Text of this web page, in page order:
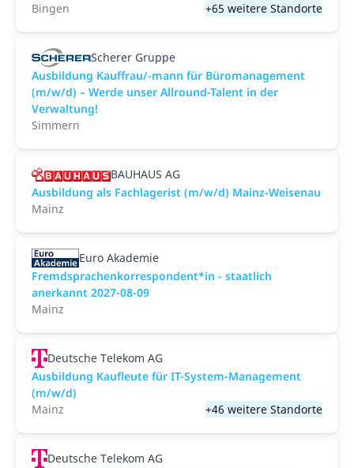
Bingen
+65 weitere Standorte
Scherer Gruppe
Ausbildung Kauffrau/-mann für Büromanagement
(m/w/d) – Werde unser Allround-Talent in der
Verwaltung!
Simmern
BAUHAUS AG
Ausbildung als Fachlagerist (m/w/d) Mainz-Weisenau
Mainz
Euro Akademie
Fremdsprachenkorrespondent*in - staatlich
anerkannt 2027-08-09
Mainz
Deutsche Telekom AG
Ausbildung Kaufleute für IT-System-Management
(m/w/d)
Mainz
+46 weitere Standorte
Deutsche Telekom AG